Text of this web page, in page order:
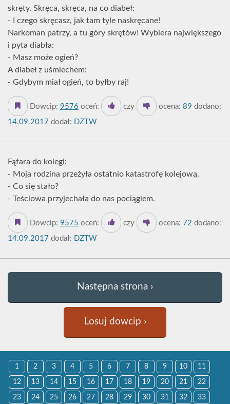
skręty. Skręca, skręca, na co diabeł:
- I czego skręcasz, jak tam tyle naskręcane!
Narkoman patrzy, a tu góry skrętów! Wybiera największego
i pyta diabła:
- Masz może ogień?
A diabeł z uśmiechem:
- Gdybym miał ogień, to byłby raj!
Dowcip: 9576 oceń: czy ocena: 89 dodano:
14.09.2017 dodał: DZTW
Fąfara do kolegi:
- Moja rodzina przeżyła ostatnio katastrofę kolejową.
- Co się stało?
- Teściowa przyjechała do nas pociągiem.
Dowcip: 9575 oceń: czy ocena: 72 dodano:
14.09.2017 dodał: DZTW
Następna strona ›
Losuj dowcip ›
1 2 3 4 5 6 7 8 9 10 11
12 13 14 15 16 17 18 19 20 21 22
23 24 25 26 27 28 29 30 31 32 33